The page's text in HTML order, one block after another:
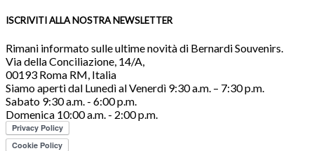
ISCRIVITI ALLA NOSTRA NEWSLETTER
Rimani informato sulle ultime novità di Bernardi Souvenirs.
Via della Conciliazione, 14/A,
00193 Roma RM, Italia
Siamo aperti dal Lunedì al Venerdì 9:30 a.m. – 7:30 p.m.
Sabato 9:30 a.m. - 6:00 p.m.
Domenica 10:00 a.m. - 2:00 p.m.